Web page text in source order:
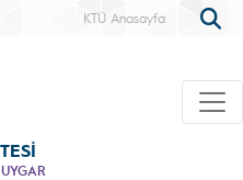
KTÜ Anasayfa